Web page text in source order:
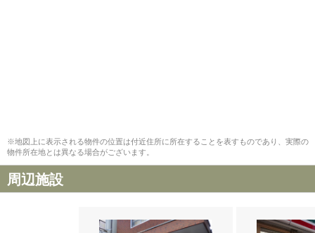
※地図上に表示される物件の位置は付近住所に所在することを表すものであり、実際の
物件所在地とは異なる場合がございます。
周辺施設